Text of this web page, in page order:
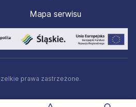
Mapa serwisu
prawa zastrzeżone.